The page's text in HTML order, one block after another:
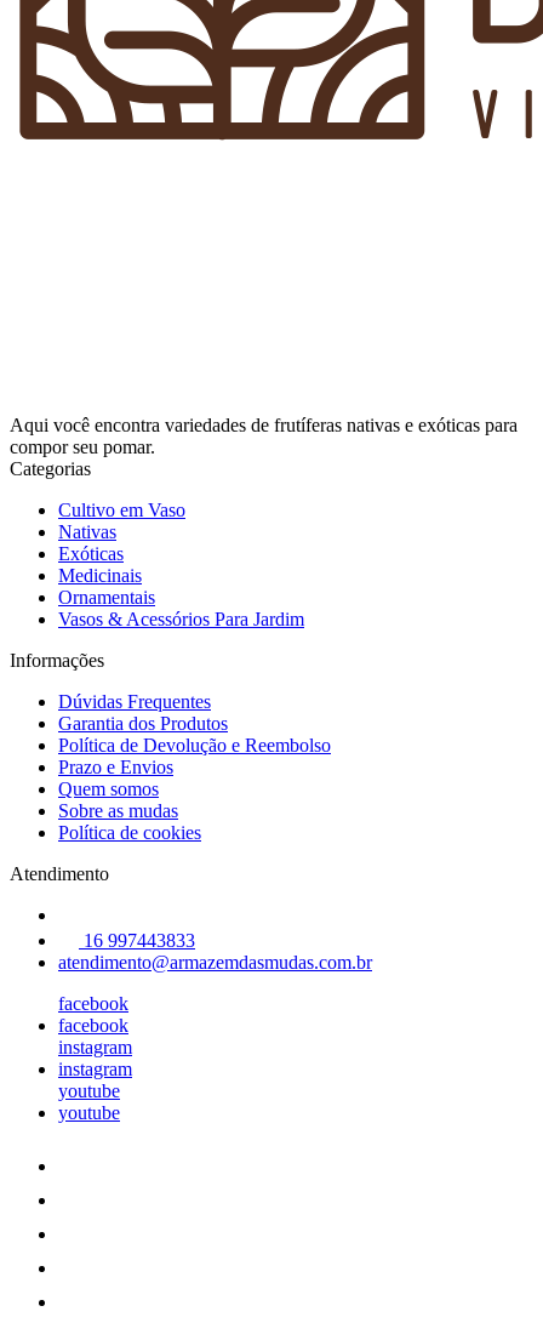
Aqui você encontra variedades de frutíferas nativas e exóticas para
compor seu pomar.
Categorias
Cultivo em Vaso
Nativas
Exóticas
Medicinais
Ornamentais
Vasos & Acessórios Para Jardim
Informações
Dúvidas Frequentes
Garantia dos Produtos
Política de Devolução e Reembolso
Prazo e Envios
Quem somos
Sobre as mudas
Política de cookies
Atendimento
16 997443833
atendimento@armazemdasmudas.com.br
facebook
facebook
instagram
instagram
youtube
youtube